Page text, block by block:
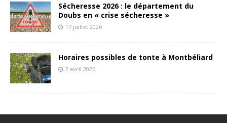
Sécheresse 2026 : le département du
Doubs en « crise sécheresse »
17 juillet 2026
Horaires possibles de tonte à Montbéliard
2 avril 2026